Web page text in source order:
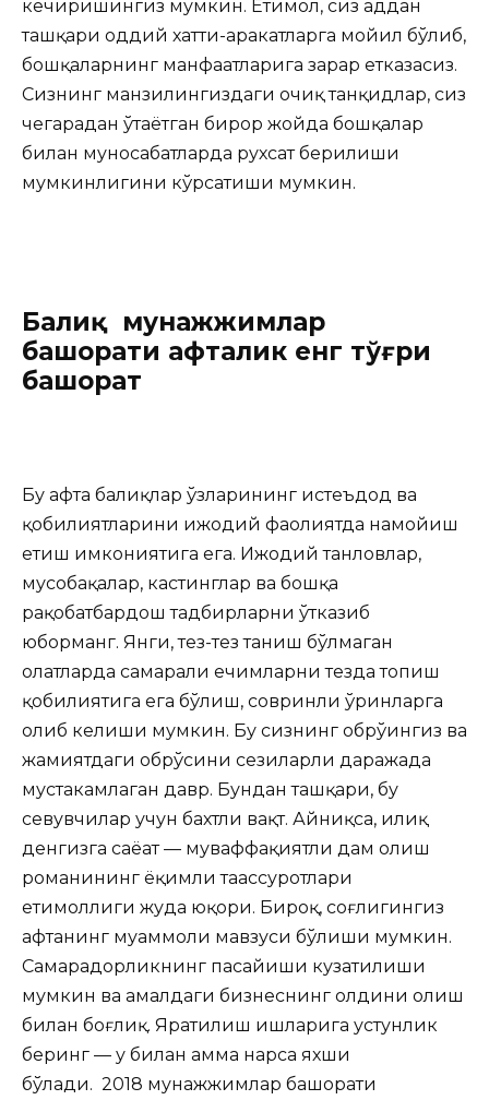
кечиришингиз мумкин. Еҳтимол, сиз ҳаддан
ташқари оддий хатти-ҳаракатларга мойил бўлиб,
бошқаларнинг манфаатларига зарар етказасиз.
Сизнинг манзилингиздаги очиқ танқидлар, сиз
чегарадан ўтаётган бирор жойда бошқалар
билан муносабатларда рухсат берилиши
мумкинлигини кўрсатиши мумкин.
Балиқ мунажжимлар
башорати ҳафталик енг тўғри
башорат
Бу ҳафта балиқлар ўзларининг истеъдод ва
қобилиятларини ижодий фаолиятда намойиш
етиш имкониятига ега. Ижодий танловлар,
мусобақалар, кастинглар ва бошқа
рақобатбардош тадбирларни ўтказиб
юборманг. Янги, тез-тез таниш бўлмаган
ҳолатларда самарали ечимларни тезда топиш
қобилиятига ега бўлиш, совринли ўринларга
олиб келиши мумкин. Бу сизнинг обрўингиз ва
жамиятдаги обрўсини сезиларли даражада
мустаҳкамлаган давр. Бундан ташқари, бу
севувчилар учун бахтли вақт. Айниқса, илиқ
денгизга саёҳат — муваффақиятли дам олиш
романининг ёқимли таассуротлари
еҳтимоллиги жуда юқори. Бироқ, соғлигингиз
ҳафтанинг муаммоли мавзуси бўлиши мумкин.
Самарадорликнинг пасайиши кузатилиши
мумкин ва амалдаги бизнеснинг олдини олиш
билан боғлиқ. Яратилиш ишларига устунлик
беринг — у билан ҳамма нарса яхши
бўлади. 2018 мунажжимлар башорати